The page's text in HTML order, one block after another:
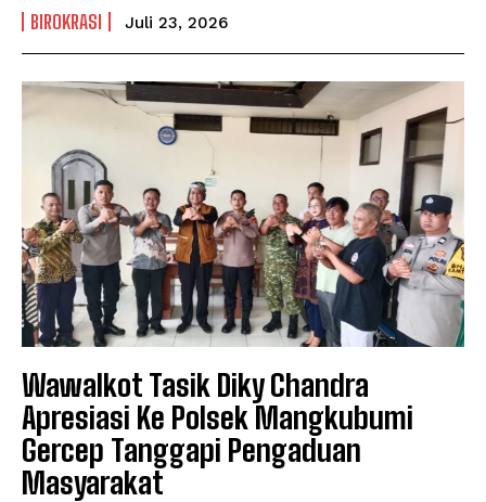
BIROKRASI Juli 23, 2026
Wawalkot Tasik Diky Chandra
Apresiasi Ke Polsek Mangkubumi
Gercep Tanggapi Pengaduan
Masyarakat